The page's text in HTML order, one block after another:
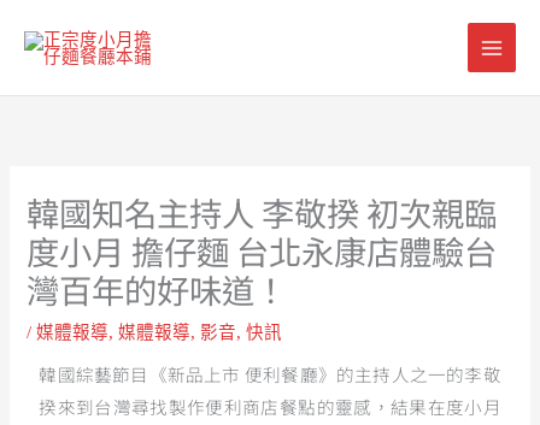
韓國知名主持人 李敬揆 初次親臨
度小月 擔仔麵 台北永康店體驗台
灣百年的好味道！
/媒體報導,媒體報導,影音,快訊
韓國綜藝節目《新品上市 便利餐廳》的主持人之一的李敬
揆來到台灣尋找製作便利商店餐點的靈感，結果在度小月